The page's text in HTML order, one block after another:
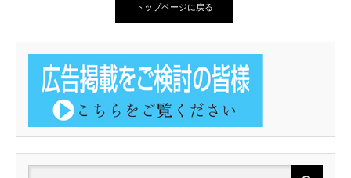
トップページに戻る